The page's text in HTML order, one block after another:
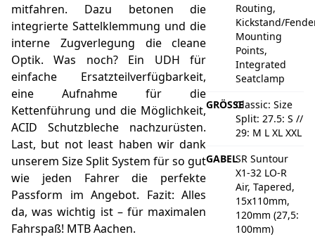
mitfahren. Dazu betonen die
integrierte Sattelklemmung und die
interne Zugverlegung die cleane
Optik. Was noch? Ein UDH für
einfache Ersatzteilverfügbarkeit,
eine Aufnahme für die
Kettenführung und die Möglichkeit,
ACID Schutzbleche nachzurüsten.
Last, but not least haben wir dank
unserem Size Split System für so gut
wie jeden Fahrer die perfekte
Passform im Angebot. Fazit: Alles
da, was wichtig ist – für maximalen
Fahrspaß! MTB Aachen.
Routing,
Kickstand/
Mounting
Points,
Integrated
Seatclamp
GRÖSSEClassic: Size
Split: 27.5: S //
29: M L XL XXL
GABELSR Suntour
X1-32 LO-R
Air, Tapered,
15x110mm,
120mm (27,5:
100mm)